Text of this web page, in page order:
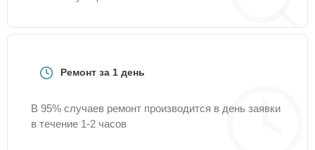
Ремонт за 1 день
В 95% случаев ремонт производится в день заявки
в течение 1-2 часов